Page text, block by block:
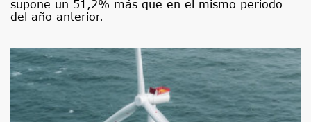
supone un 51,2% más que en el mismo periodo
del año anterior.